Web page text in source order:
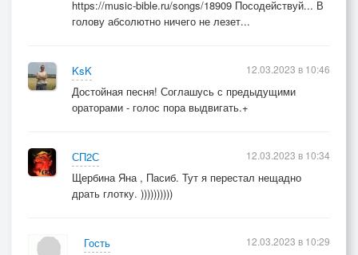
https://music-bible.ru/songs/18909 Посодействуй... В
голову абсолютно ничего не лезет...
KsK
Достойная песня! Соглашусь с предыдущими
ораторами - голос пора выдвигать.+
12.03.2023 в 10:46
СП2С
Щербина Яна , Пасиб. Тут я перестал нещадно
драть глотку. ))))))))))
12.03.2023 в 10:34
Гость
12.03.2023 в 10:29